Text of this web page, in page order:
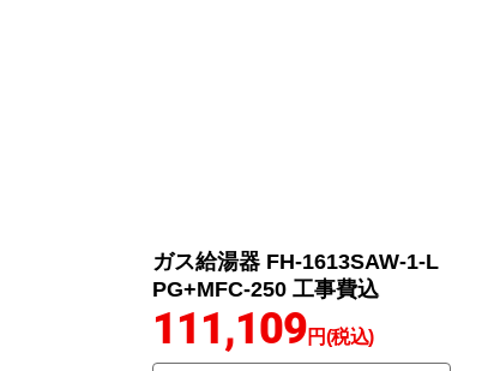
ガス給湯器 FH-1613SAW-1-L
PG+MFC-250 工事費込
111,109円(税込)